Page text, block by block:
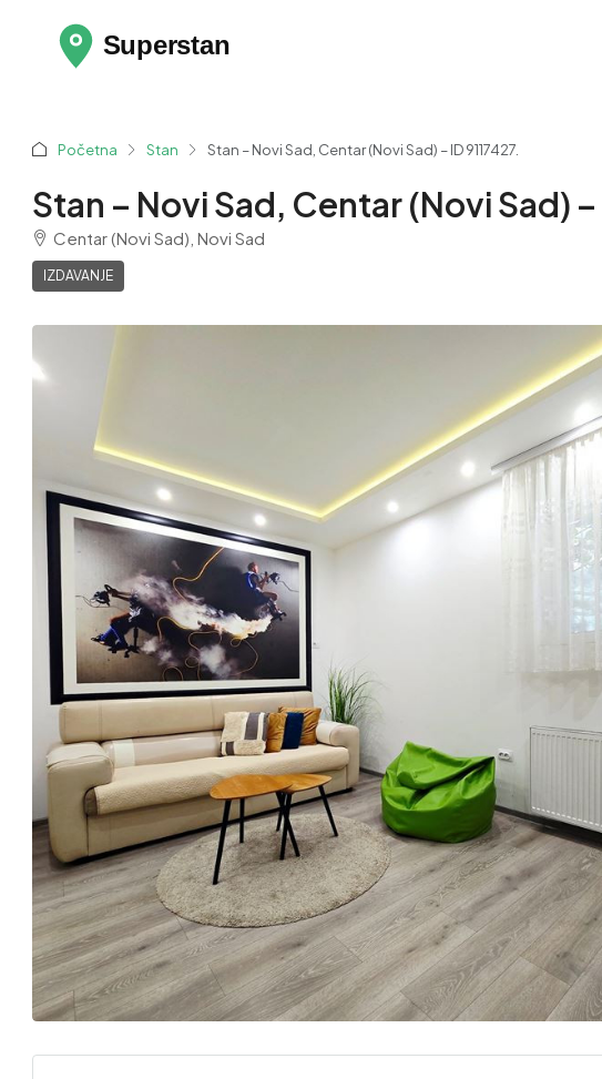
Početna Stan Stan – Novi Sad, Centar (Novi Sad) – ID 9117427.
Stan – Novi Sad, Centar (Novi Sad) –
Centar (Novi Sad), Novi Sad
IZDAVANJE